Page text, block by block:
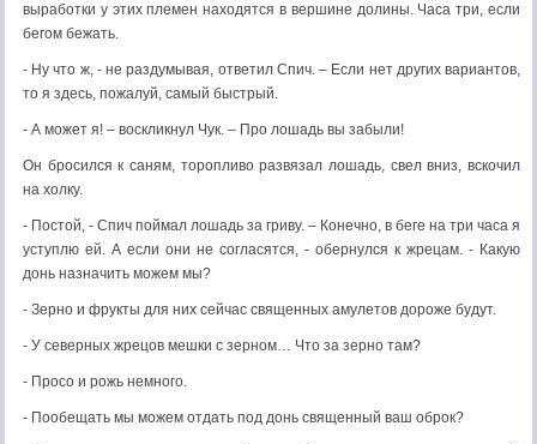
выработки у этих племен находятся в вершине долины. Часа три, если
бегом бежать.
- Ну что ж, - не раздумывая, ответил Спич. – Если нет других вариантов,
то я здесь, пожалуй, самый быстрый.
- А может я! – воскликнул Чук. – Про лошадь вы забыли!
Он бросился к саням, торопливо развязал лошадь, свел вниз, вскочил
на холку.
- Постой, - Спич поймал лошадь за гриву. – Конечно, в беге на три часа я
уступлю ей. А если они не согласятся, - обернулся к жрецам. - Какую
донь назначить можем мы?
- Зерно и фрукты для них сейчас священных амулетов дороже будут.
- У северных жрецов мешки с зерном… Что за зерно там?
- Просо и рожь немного.
- Пообещать мы можем отдать под донь священный ваш оброк?